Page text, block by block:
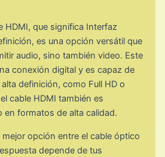
HDMI, que significa Interfaz
es una opción versátil que
audio, sino también video. Este
conexión digital y es capaz de
definición, como Full HD o
cable HDMI también es
en formatos de alta calidad.
mejor opción entre el cable óptico
depende de tus